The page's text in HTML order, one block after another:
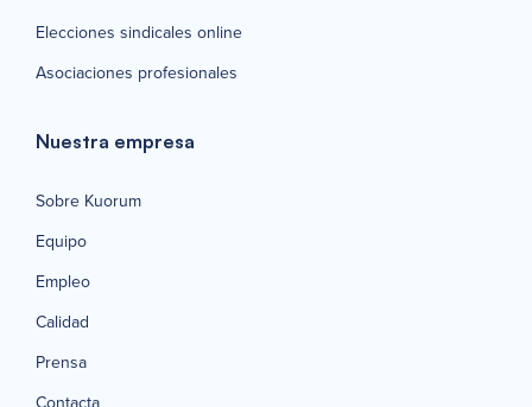
Elecciones sindicales online
Asociaciones profesionales
Nuestra empresa
Sobre Kuorum
Equipo
Empleo
Calidad
Prensa